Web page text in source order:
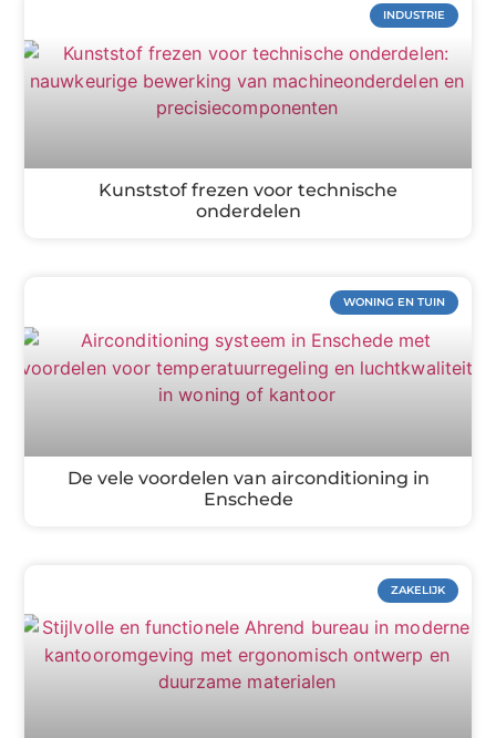
INDUSTRIE
Kunststof frezen voor technische
onderdelen
WONING EN TUIN
De vele voordelen van airconditioning in
Enschede
ZAKELIJK